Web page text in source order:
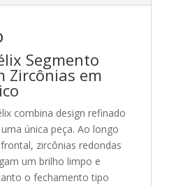
Segmento
Zircônias em
combina design refinado
única peça. Ao longo
zircônias redondas
um brilho limpo e
o fechamento tipo